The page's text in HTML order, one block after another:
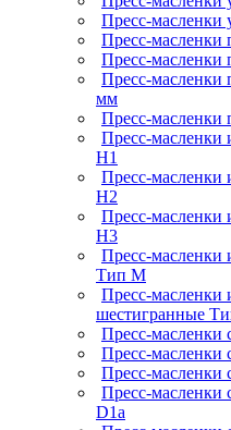
Пресс-масленки
Пресс-
Пресс-
Пресс-масленки
мм
Пресс-масленки
Пресс-масленки
H1
Пресс-масленки
H2
Пресс-масленки
H3
Пресс-масленки
Тип M
Пресс-масленки
шестигранные
Пресс-масленки
Пресс-масленки
Пресс-масленки
Пресс-масленки
D1a